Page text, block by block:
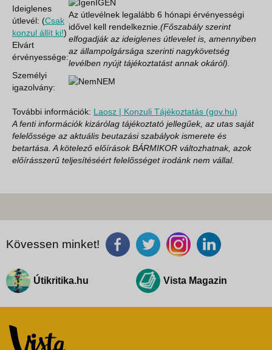
Ideiglenes
útlevél: (Csak
konzul állít ki!)
Elvárt
érvényessége:
IGEN
Az útlevélnek legalább 6 hónapi érvényességi
idővel kell rendelkeznie. (Főszabály szerint
elfogadják az ideiglenes útlevelet is, amennyiben
az állampolgársága szerinti nagykövetség
levélben nyújt tájékoztatást annak okáról).
Személyi
igazolvány:
NEM
További információk: Laosz | Konzuli Tájékoztatás (gov.hu)
A fenti információk kizárólag tájékoztató jellegűek, az utas saját
felelőssége az aktuális beutazási szabályok ismerete és
betartása. A kötelező előírások BÁRMIKOR változhatnak, azok
előírásszerű teljesítéséért felelősséget irodánk nem vállal.
Kövessen minket!
Útikritika.hu Vista Magazin